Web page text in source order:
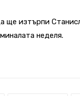
ще изтърпи
неделя.